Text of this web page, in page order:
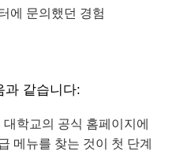
에 문의했던 경험
과 같습니다:
학교의 공식 홈페이지에
메뉴를 찾는 것이 첫 단계